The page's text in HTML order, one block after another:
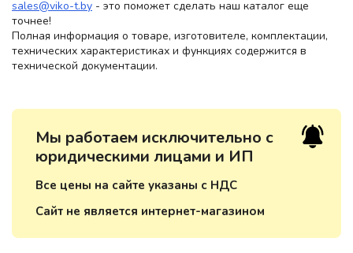
sales@viko-t.by - это поможет сделать наш каталог еще
точнее!
Полная информация о товаре, изготовителе, комплектации,
технических характеристиках и функциях содержится в
технической документации.
Мы работаем исключительно с
юридическими лицами и ИП
Все цены на сайте указаны с НДС
Сайт не является интернет-магазином